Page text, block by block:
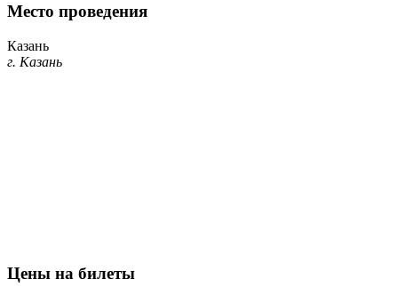
Место проведения
Казань
г. Казань
Цены на билеты